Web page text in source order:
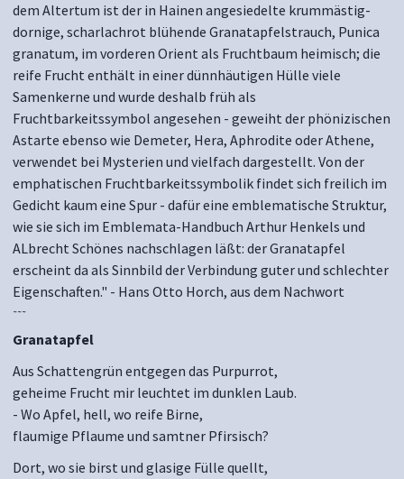
dem Altertum ist der in Hainen angesiedelte krummästig-
dornige, scharlachrot blühende Granatapfelstrauch, Punica
granatum, im vorderen Orient als Fruchtbaum heimisch; die
reife Frucht enthält in einer dünnhäutigen Hülle viele
Samenkerne und wurde deshalb früh als
Fruchtbarkeitssymbol angesehen - geweiht der phönizischen
Astarte ebenso wie Demeter, Hera, Aphrodite oder Athene,
verwendet bei Mysterien und vielfach dargestellt. Von der
emphatischen Fruchtbarkeitssymbolik findet sich freilich im
Gedicht kaum eine Spur - dafür eine emblematische Struktur,
wie sie sich im Emblemata-Handbuch Arthur Henkels und
ALbrecht Schönes nachschlagen läßt: der Granatapfel
erscheint da als Sinnbild der Verbindung guter und schlechter
Eigenschaften." - Hans Otto Horch, aus dem Nachwort
~~~
Granatapfel
Aus Schattengrün entgegen das Purpurrot,
geheime Frucht mir leuchtet im dunklen Laub.
- Wo Apfel, hell, wo reife Birne,
flaumige Pflaume und samtner Pfirsisch?
Dort, wo sie birst und glasige Fülle quellt,